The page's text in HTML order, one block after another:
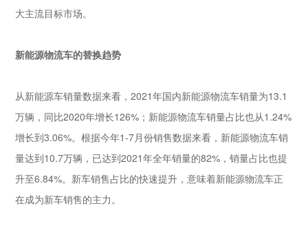
大主流目标市场。
新能源物流车的替换趋势
从新能源车销量数据来看，2021年国内新能源物流车销量为13.1
万辆，同比2020年增长126%；新能源物流车销量占比也从1.24%
增长到3.06%。根据今年1-7月份销售数据来看，新能源物流车销
量达到10.7万辆，已达到2021年全年销量的82%，销量占比也提
升至6.84%。新车销售占比的快速提升，意味着新能源物流车正
在成为新车销售的主力。